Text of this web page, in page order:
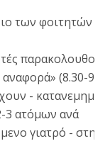
των φοιτητών
(8.30-
-
3 ατόμων ανά
γιατρό - στην